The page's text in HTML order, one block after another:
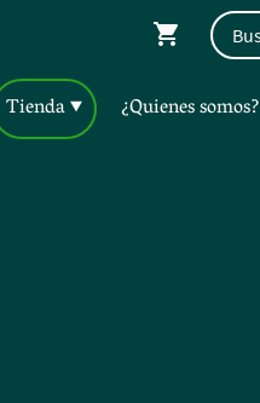
Tienda ¿Quienes somos?